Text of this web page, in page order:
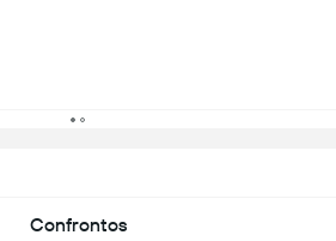
Confrontos